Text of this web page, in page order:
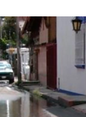
continuar la...